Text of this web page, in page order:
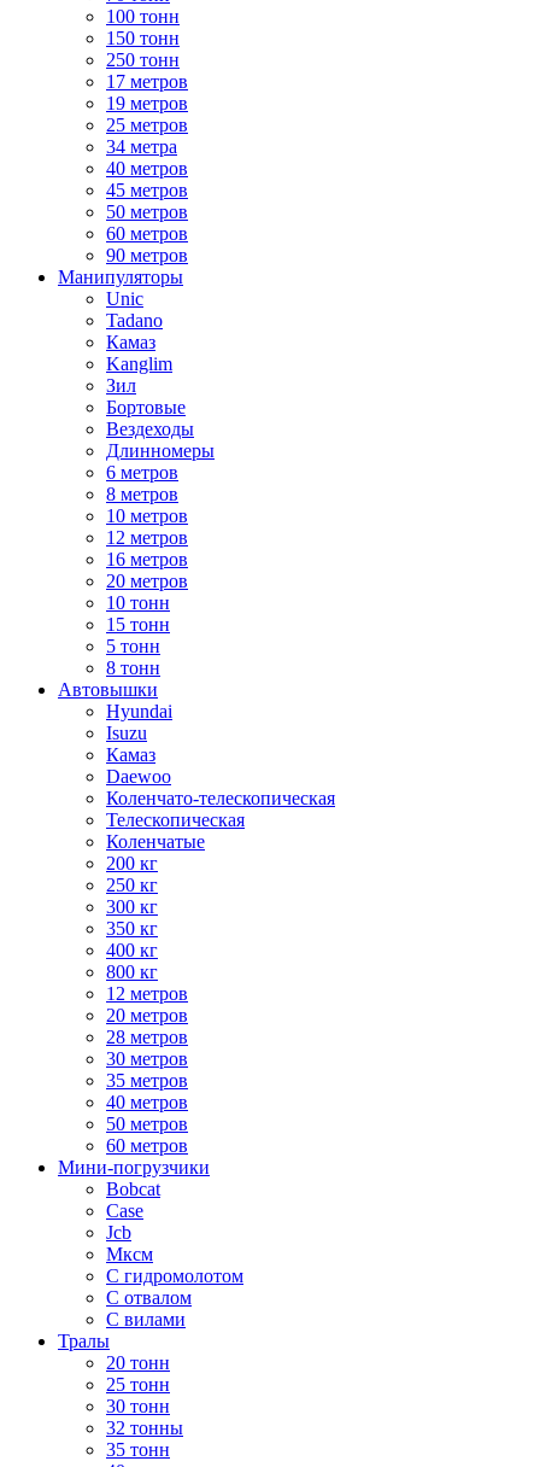
100 тонн
150 тонн
250 тонн
17 метров
19 метров
25 метров
34 метра
40 метров
45 метров
50 метров
60 метров
90 метров
Манипуляторы
Unic
Tadano
Камаз
Kanglim
Зил
Бортовые
Вездеходы
Длинномеры
6 метров
8 метров
10 метров
12 метров
16 метров
20 метров
10 тонн
15 тонн
5 тонн
8 тонн
Автовышки
Hyundai
Isuzu
Камаз
Daewoo
Коленчато-телескопическая
Телескопическая
Коленчатые
200 кг
250 кг
300 кг
350 кг
400 кг
800 кг
12 метров
20 метров
28 метров
30 метров
35 метров
40 метров
50 метров
60 метров
Мини-погрузчики
Bobcat
Case
Jcb
Мксм
С гидромолотом
С отвалом
С вилами
Тралы
20 тонн
25 тонн
30 тонн
32 тонны
35 тонн